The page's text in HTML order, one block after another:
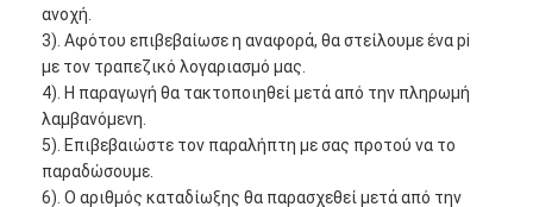
ανοχή.
3). Αφότου επιβεβαίωσε η αναφορά, θα στείλουμε ένα pi
με τον τραπεζικό λογαριασμό μας.
4). Η παραγωγή θα τακτοποιηθεί μετά από την πληρωμή
λαμβανόμενη.
5). Επιβεβαιώστε τον παραλήπτη με σας προτού να το
παραδώσουμε.
6). Ο αριθμός καταδίωξης θα παρασχεθεί μετά από την